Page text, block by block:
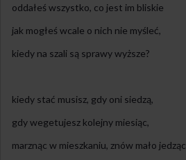
oddałeś wszystko, co jest im bliskie
jak mogłeś wcale o nich nie myśleć,
kiedy na szali są sprawy wyższe?
kiedy stać musisz, gdy oni siedzą,
gdy wegetujesz kolejny miesiąc,
marznąc w mieszkaniu, znów mało jedząc